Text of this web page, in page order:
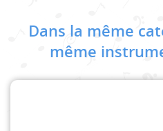
Dans la même
même